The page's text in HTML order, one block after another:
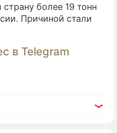
более 19 тонн
Причиной стали
в Telegram